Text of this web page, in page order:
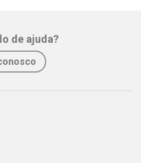
de ajuda?